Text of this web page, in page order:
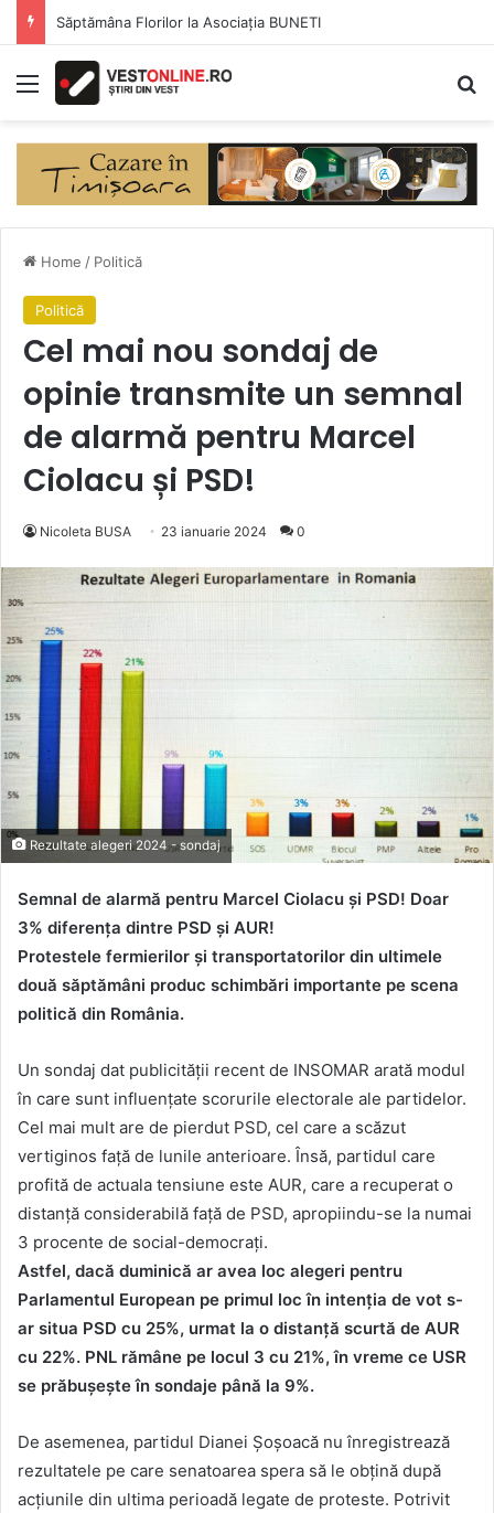
Săptămâna Florilor la Asociația BUNETI
Menu
Home / Politică
Politică
Cel mai nou sondaj de
opinie transmite un semnal
de alarmă pentru Marcel
Ciolacu și PSD!
Nicoleta BUSA 23 ianuarie 2024 0
Rezultate alegeri 2024 - sondaj
Semnal de alarmă pentru Marcel Ciolacu și PSD! Doar
3% diferența dintre PSD și AUR!
Protestele fermierilor și transportatorilor din ultimele
două săptămâni produc schimbări importante pe scena
politică din România.
Un sondaj dat publicității recent de INSOMAR arată modul
în care sunt influențate scorurile electorale ale partidelor.
Cel mai mult are de pierdut PSD, cel care a scăzut
vertiginos față de lunile anterioare. Însă, partidul care
profită de actuala tensiune este AUR, care a recuperat o
distanță considerabilă față de PSD, apropiindu-se la numai
3 procente de social-democrați.
Astfel, dacă duminică ar avea loc alegeri pentru
Parlamentul European pe primul loc în intenția de vot s-
ar situa PSD cu 25%, urmat la o distanță scurtă de AUR
cu 22%. PNL rămâne pe locul 3 cu 21%, în vreme ce USR
se prăbușește în sondaje până la 9%.
De asemenea, partidul Dianei Șoșoacă nu înregistrează
rezultatele pe care senatoarea spera să le obțină după
acțiunile din ultima perioadă legate de proteste. Potrivit